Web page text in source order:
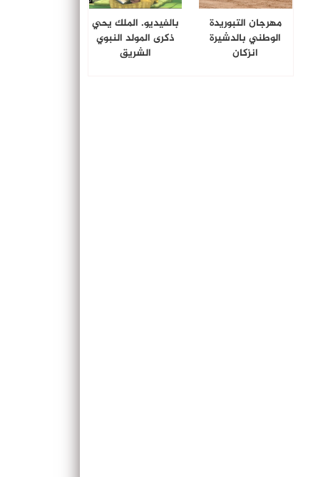
مهرجان التبوريدة
الوطني بالدشيرة
انزكان
بالفيديو. الملك يحي
ذكرى المولد النبوي
الشريق